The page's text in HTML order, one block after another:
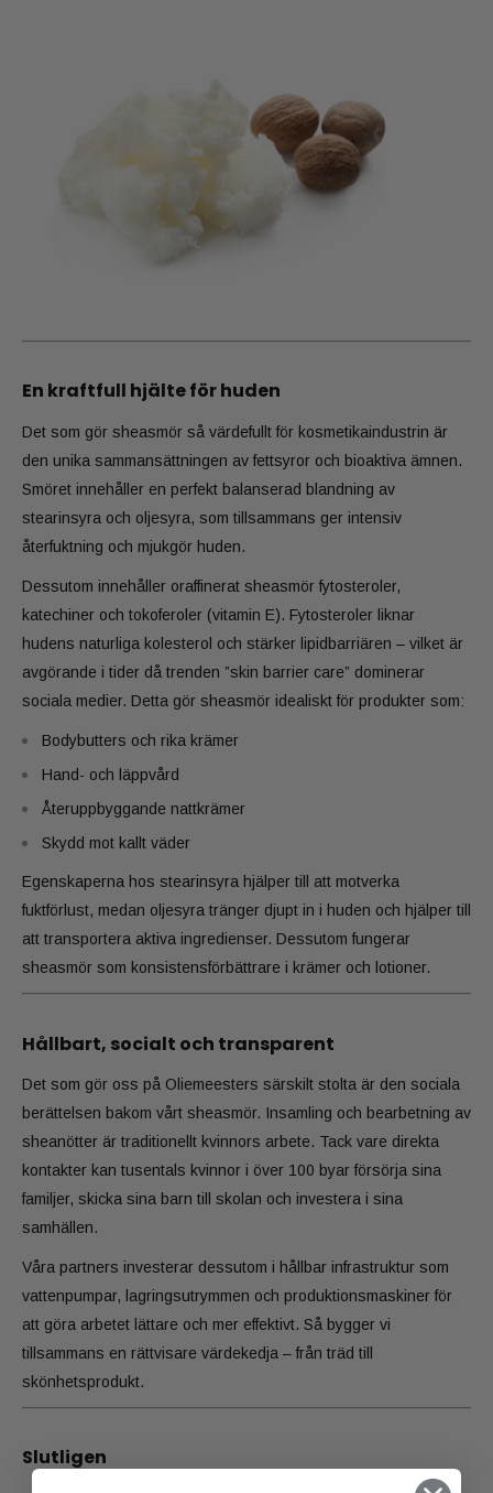
En kraftfull hjälte för huden
Det som gör sheasmör så värdefullt för kosmetikaindustrin är
den unika sammansättningen av fettsyror och bioaktiva ämnen.
Smöret innehåller en perfekt balanserad blandning av
stearinsyra och oljesyra, som tillsammans ger intensiv
återfuktning och mjukgör huden.
Dessutom innehåller oraffinerat sheasmör fytosteroler,
katechiner och tokoferoler (vitamin E). Fytosteroler liknar
hudens naturliga kolesterol och stärker lipidbarriären – vilket är
avgörande i tider då trenden ”skin barrier care” dominerar
sociala medier. Detta gör sheasmör idealiskt för produkter som:
Bodybutters och rika krämer
Hand- och läppvård
Återuppbyggande nattkrämer
Skydd mot kallt väder
Egenskaperna hos stearinsyra hjälper till att motverka
fuktförlust, medan oljesyra tränger djupt in i huden och hjälper till
att transportera aktiva ingredienser. Dessutom fungerar
sheasmör som konsistensförbättrare i krämer och lotioner.
Hållbart, socialt och transparent
Det som gör oss på Oliemeesters särskilt stolta är den sociala
berättelsen bakom vårt sheasmör. Insamling och bearbetning av
sheanötter är traditionellt kvinnors arbete. Tack vare direkta
kontakter kan tusentals kvinnor i över 100 byar försörja sina
familjer, skicka sina barn till skolan och investera i sina
samhällen.
Våra partners investerar dessutom i hållbar infrastruktur som
vattenpumpar, lagringsutrymmen och produktionsmaskiner för
att göra arbetet lättare och mer effektivt. Så bygger vi
tillsammans en rättvisare värdekedja – från träd till
skönhetsprodukt.
Slutligen